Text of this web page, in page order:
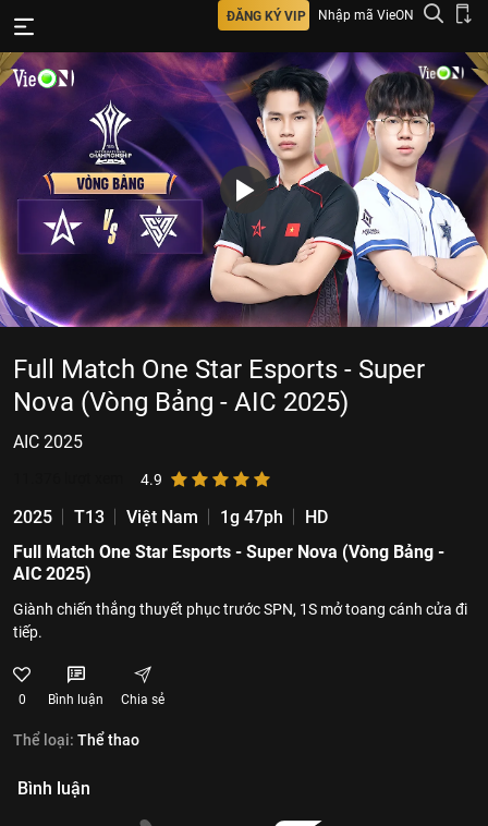
ĐĂNG KÝ VIP Nhập mã VieON
Full Match One Star Esports - Super
Nova (Vòng Bảng - AIC 2025)
AIC 2025
4.9
2025 T13 Việt Nam 1g 47ph
HD
Full Match One Star Esports - Super Nova (Vòng Bảng -
AIC 2025)
Giành chiến thắng thuyết phục trước SPN, 1S mở toang cánh cửa đi
tiếp.
0 Bình luận Chia sẻ
Thể loại: Thể thao
Bình luận